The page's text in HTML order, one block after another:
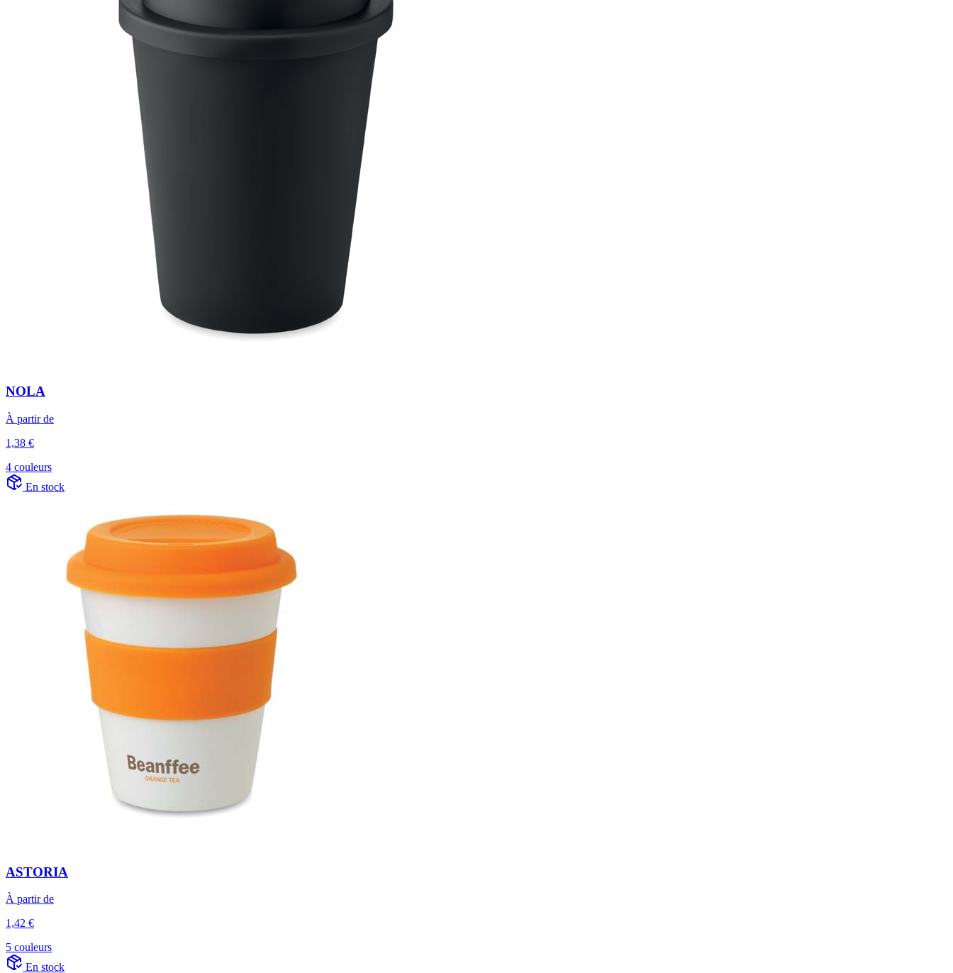
NOLA
À partir de
1,38 €
4 couleurs
En stock
ASTORIA
À partir de
1,42 €
5 couleurs
En stock